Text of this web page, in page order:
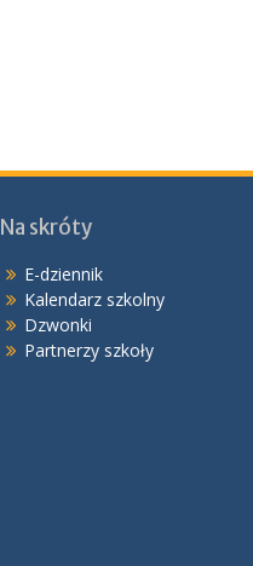
Na skróty
E-dziennik
Kalendarz szkolny
Dzwonki
Partnerzy szkoły